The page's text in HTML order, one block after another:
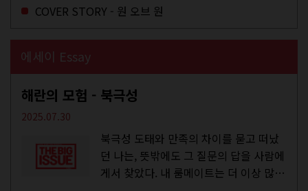
COVER STORY - 원 오브 원
에세이 Essay
해란의 모험 - 북극성
2025.07.30
북극성 도태와 만족의 차이를 묻고 떠났
던 나는, 뜻밖에도 그 질문의 답을 사람에
게서 찾았다. 내 룸메이트는 더 이상 많은